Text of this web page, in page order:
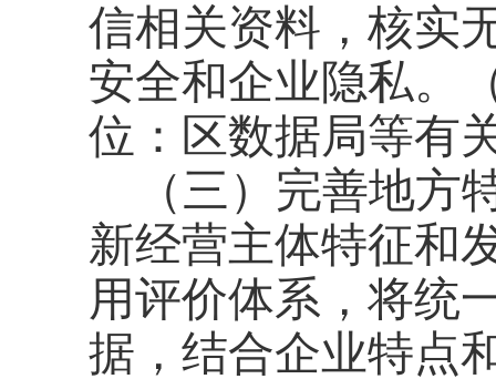
信相关资料，核实
安全和企业隐私。
位：区数据局等有
（三）完善地
新经营主体特征和
用评价体系，将统
据，结合企业特点